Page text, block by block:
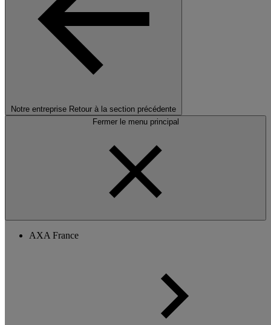
Notre entreprise Retour à la section précédente
Fermer le menu principal
AXA France